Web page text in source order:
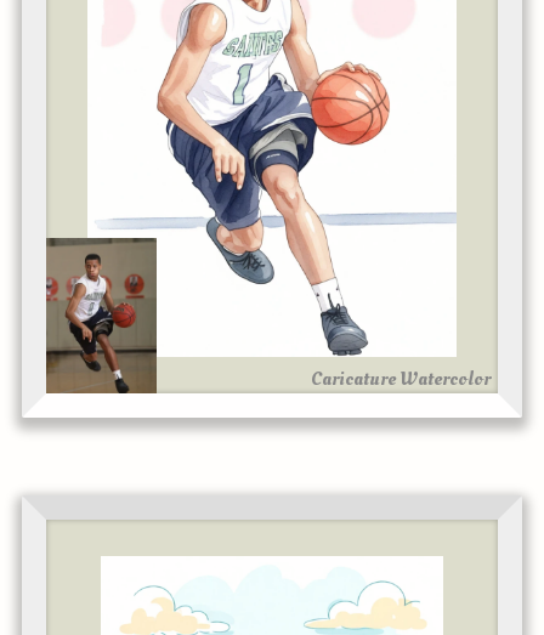
Caricature Watercolor